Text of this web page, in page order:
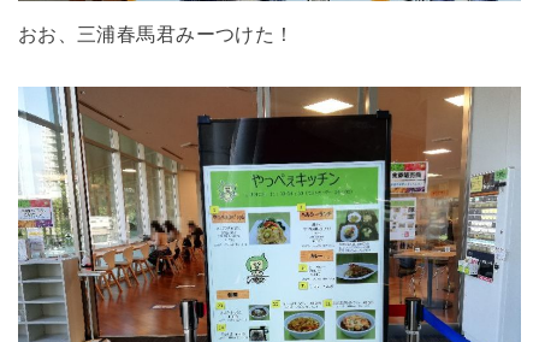
おお、三浦春馬君みーつけた！